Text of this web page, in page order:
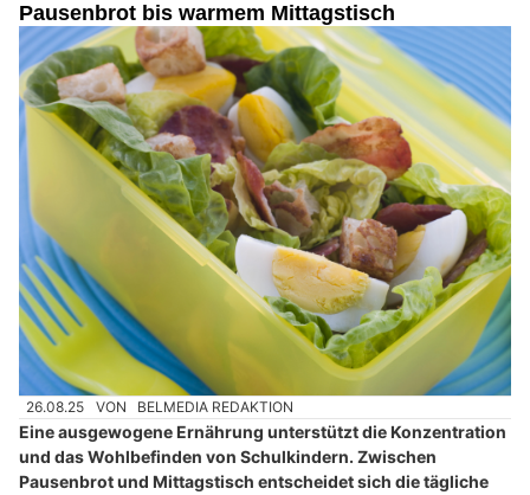
Pausenbrot bis warmem Mittagstisch
26.08.25 VON BELMEDIA REDAKTION
Eine ausgewogene Ernährung unterstützt die Konzentration
und das Wohlbefinden von Schulkindern. Zwischen
Pausenbrot und Mittagstisch entscheidet sich die tägliche